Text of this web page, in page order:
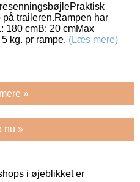
traileren.Rampen har
180 cmB: 20 cmMax
kg. pr rampe. (Læs mere)
»
nu »
i øjeblikket er